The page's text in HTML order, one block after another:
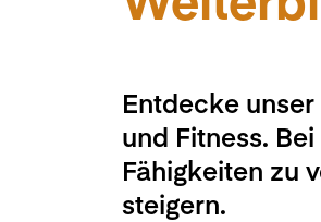
Entdecke
und Fitness.
Fähigkeiten zu
steigern.